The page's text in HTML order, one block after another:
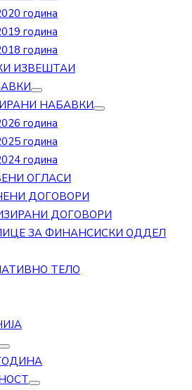
година
година
година
ИЗВЕШТАИ
НАБАВКИ
година
година
година
ОГЛАСИ
ДОГОВОРИ
ДОГОВОРИ
ЗА ФИНАНСИСКИ ОДДЕЛ
ТЕЛО